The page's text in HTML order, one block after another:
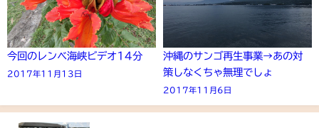
今回のレンベ海峡ビデオ14分
2017年11月13日
沖縄のサンゴ再生事業→あの対
策しなくちゃ無理でしょ
2017年11月6日